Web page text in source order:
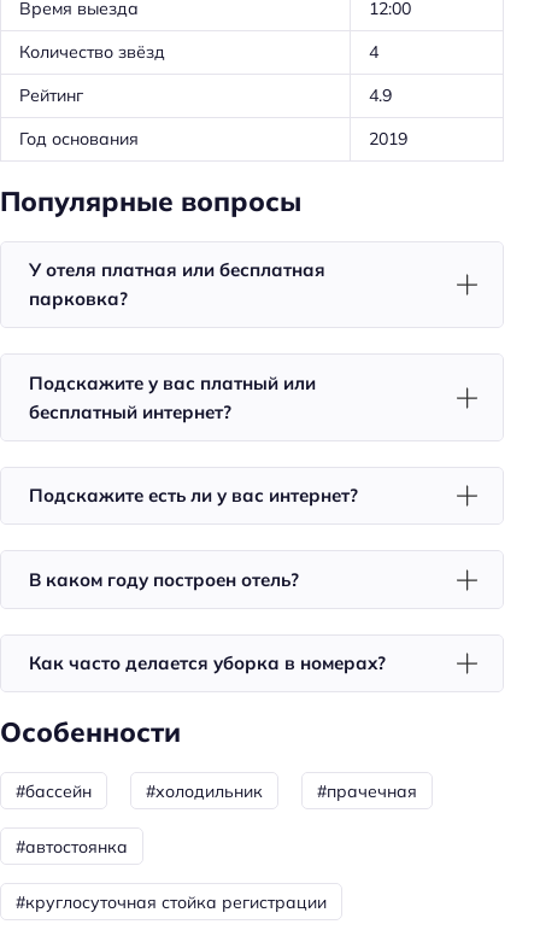
Баня
Сауна
Спорт и развлечения
Бассейн
Развлечения: прокат снегоходов
Развлечения: катание на лодках
Тип бассейна: сезонный
Пляжный отдых
Пляжная линия: 2-я линия
Круглосуточная регистрация
Дата постройки: 2019
Способ оплаты: онлайн
Способ оплаты: банковским переводом
Способ оплаты: предоплата
Способ оплаты: наличными
Способ оплаты: оплата картой
Цена номера (ночь): 7000–26000 ₽/ночь
Доступность
Номер и удобства на первом этаже
Время выезда
12:00
Количество звёзд
4
Рейтинг
4.9
Год основания
2019
Популярные вопросы
У отеля платная или бесплатная
парковка?
Подскажите у вас платный или
бесплатный интернет?
Подскажите есть ли у вас интернет?
В каком году построен отель?
Как часто делается уборка в номерах?
Особенности
#бассейн #холодильник #прачечная
#автостоянка
#круглосуточная стойка регистрации